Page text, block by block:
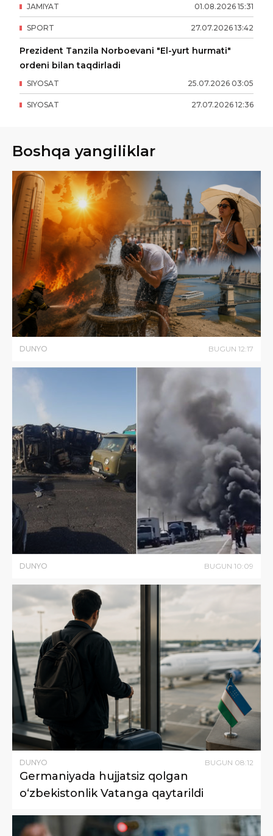
01.08.2026 15:31
JAMIYAT
27.07.2026 13:42
SPORT
Prezident Tanzila Norboevani "El-yurt hurmati"
ordeni bilan taqdirladi
25.07.2026 03:05
SIYOSAT
27.07.2026 12:36
SIYOSAT
Boshqa yangiliklar
DUNYO BUGUN 12:17
DUNYO BUGUN 10:09
DUNYO BUGUN 08:12
Germaniyada hujjatsiz qolgan
o‘zbekistonlik Vatanga qaytarildi